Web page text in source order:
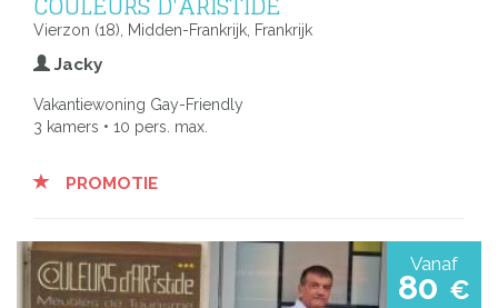
Vierzon (18), Midden-Frankrijk, Frankrijk
Jacky
Vakantiewoning Gay-Friendly
3 kamers • 10 pers. max.
PROMOTIE
Vanaf
80 €